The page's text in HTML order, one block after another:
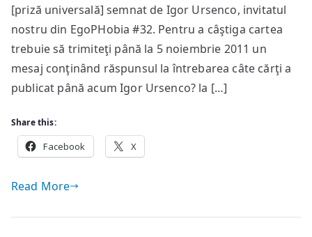
S.T.E.P.
de
Igor
Ursenco!
[priză universală] semnat de Igor Ursenco, invitatul
nostru din EgoPHobia #32. Pentru a câştiga cartea
trebuie să trimiteţi până la 5 noiembrie 2011 un
mesaj conţinând răspunsul la întrebarea câte cărţi a
publicat până acum Igor Ursenco? la […]
Share this:
Facebook X
Read More